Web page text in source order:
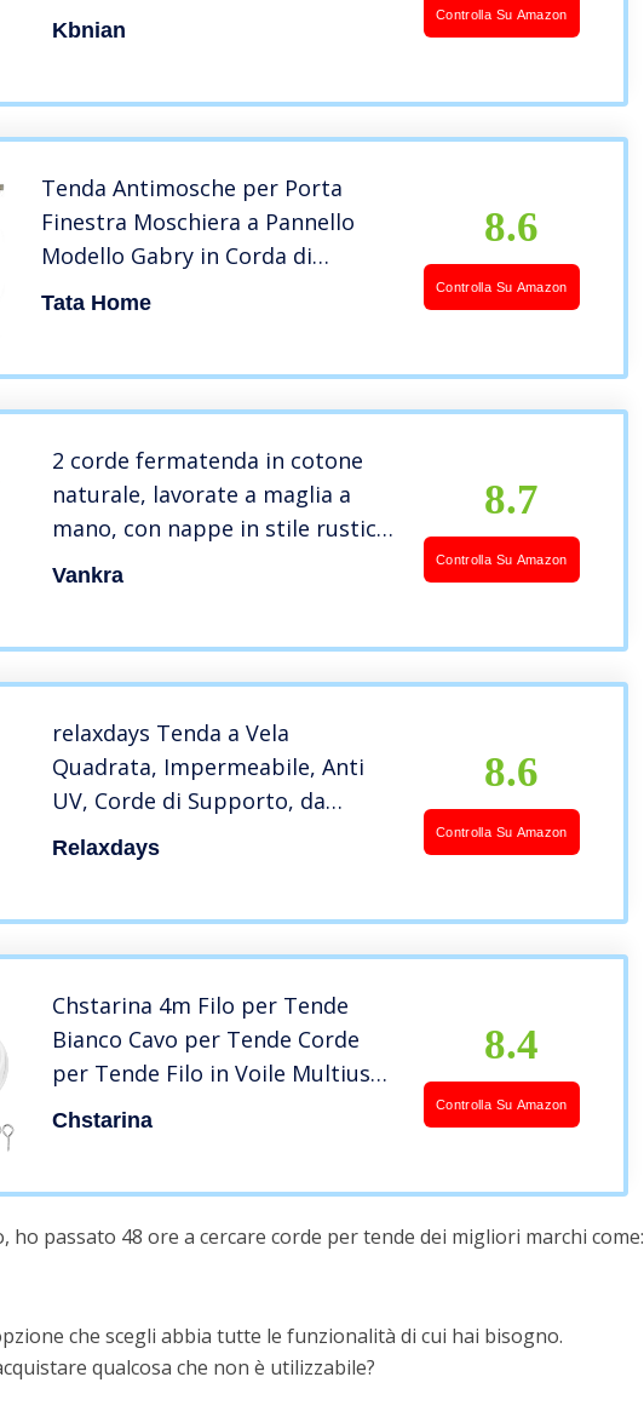
Oombreggiata Bianca Corda per
Kbnian
Controlla Su Amazon
Tenda Antimosche per Porta
Finestra Moschiera a Pannello
Modello Gabry in Corda di
Poliestere Resistente Misura 100 x
Tata Home
8.6
Controlla Su Amazon
2 corde fermatenda in cotone
naturale, lavorate a maglia a
mano, con nappe in stile rustico
Bianco crema.
Vankra
8.7
Controlla Su Amazon
relaxdays Tenda a Vela
Quadrata, Impermeabile, Anti
UV, Corde di Supporto, da
Terrazza e Giardino, LxP: 4×4 m,
Relaxdays
8.6
Controlla Su Amazon
Chstarina 4m Filo per Tende
Bianco Cavo per Tende Corde
per Tende Filo in Voile Multiuso
con 6 Pezzi Ganci e 6 Pezzi
Chstarina
8.4
Controlla Su Amazon
ho passato 48 ore a cercare corde per tende dei migliori marchi come:
che scegli abbia tutte le funzionalità di cui hai bisogno.
qualcosa che non è utilizzabile?